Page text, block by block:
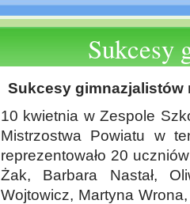
Sukcesy
Sukcesy gimnazjalistów
10 kwietnia w Zespole
Mistrzostwa Powiatu w
reprezentowało 20
Żak, Barbara Nastał,
Wojtowicz, Martyna